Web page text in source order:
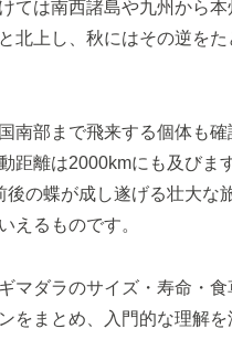
ては南西諸島や九州から本
北上し、秋にはその逆をた
南部まで飛来する個体も確
距離は2000kmにも及びま
後の蝶が成し遂げる壮大な
えるものです。
マダラのサイズ・寿命・食
をまとめ、入門的な理解を